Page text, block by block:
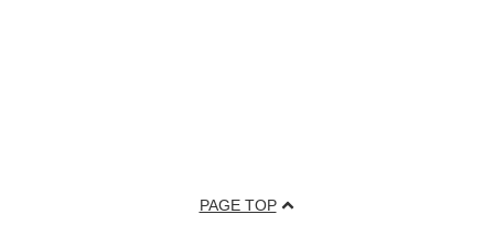
PAGE TOP